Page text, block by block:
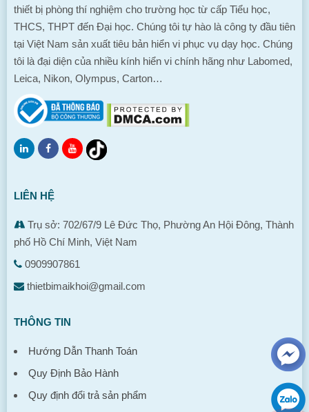
thiết bị phòng thí nghiệm cho trường học từ cấp Tiểu học,
THCS, THPT đến Đại học. Chúng tôi tự hào là công ty đầu tiên
tại Việt Nam sản xuất tiêu bản hiển vi phục vụ dạy học. Chúng
tôi là đại diện của nhiều kính hiển vi chính hãng như Labomed,
Leica, Nikon, Olympus, Carton…
LIÊN HỆ
Trụ sở: 702/67/9 Lê Đức Thọ, Phường An Hội Đông, Thành
phố Hồ Chí Minh, Việt Nam
0909907861
thietbimaikhoi@gmail.com
THÔNG TIN
Hướng Dẫn Thanh Toán
Quy Định Bảo Hành
Quy định đổi trả sản phẩm